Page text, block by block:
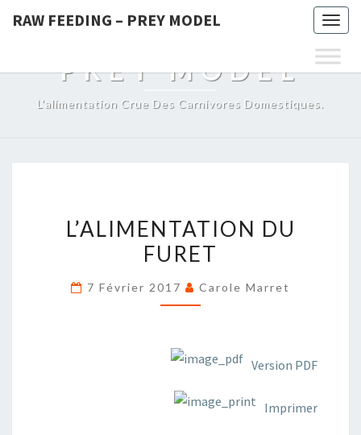
RAW FEEDING – PREY MODEL
RAW FEEDING –
PREY MODEL
L'alimentation Crue Des Carnivores Domestiques.
DU
FURET
L’ALIMENTATION DU
FURET
7 Février 2017 Carole Marret
Version PDF
Imprimer